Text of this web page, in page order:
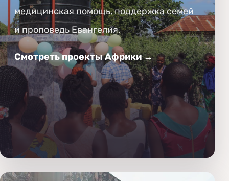
медицинская помощь, поддержка семей
и проповедь Евангелия.
Смотреть проекты Африки →